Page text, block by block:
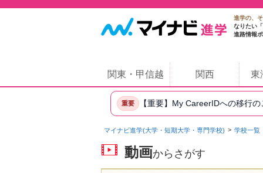
進学の、
なりたい
進路情報
関東・甲信越 関西 東
重要 【重要】My CareerIDへの移行
マイナビ進学(大学・短期大学・専門学校) 学校一覧
動画からさがす